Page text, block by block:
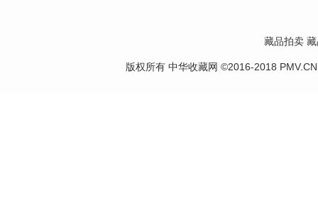
藏品拍卖
版权所有 中华收藏网 ©2016-2018